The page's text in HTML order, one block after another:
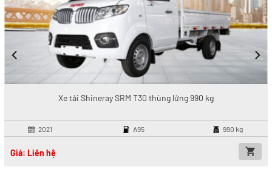
Xe tải Shineray SRM T30 thùng lửng 990 kg
2021 A95 990 kg
Giá: Liên hệ